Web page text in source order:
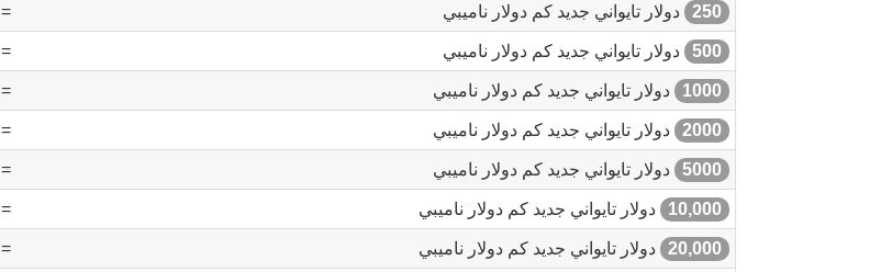
250 دولار تايواني جديد كم دولار ناميبي =
500 دولار تايواني جديد كم دولار ناميبي =
1000 دولار تايواني جديد كم دولار ناميبي =
2000 دولار تايواني جديد كم دولار ناميبي =
5000 دولار تايواني جديد كم دولار ناميبي =
10,000 دولار تايواني جديد كم دولار ناميبي =
20,000 دولار تايواني جديد كم دولار ناميبي =